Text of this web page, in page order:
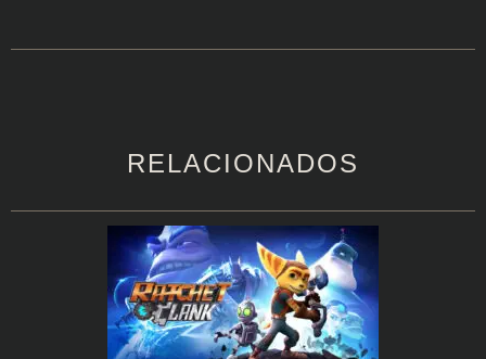
RELACIONADOS